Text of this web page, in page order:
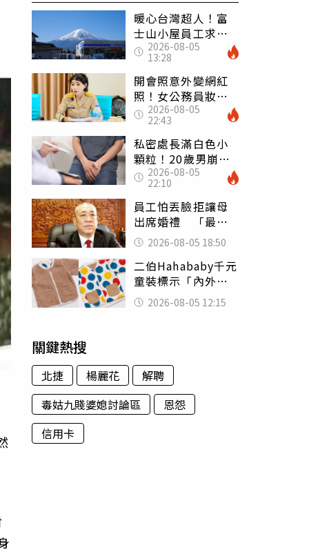
暖心台灣超人！富
士山小屋員工求助
「想活下去」 山
友狂背物資上山：
台灣真的是寶島
2026-08-05
13:28
開會照意外變網紅
照！女公務員妝容
掀2千則留言 本人
怒嗆：化妝有錯嗎
2026-08-05
22:43
私密處長滿白色小
顆粒！20歲男崩潰
求診 醫曝5大真相
別再誤會
2026-08-05
22:10
員工怕丟臉拒讓母
出席婚禮 「最愛
發錢老闆」震怒開
除：我看不起你
2026-08-05 18:50
二伯Hahababy千元
童裝標示「內外層
皆純棉」 SGS檢
測證明：內裡100%
2026-08-05 12:15
關鍵熱搜
北捷 楊麗花
解聘
毒姑九賤婆媳討論區
恩怨
信用卡